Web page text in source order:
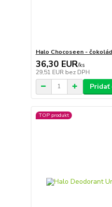
Halo Chocoseen -
36,30 EUR/ks
29,51 EUR bez DPH
Pridať
TOP produkt